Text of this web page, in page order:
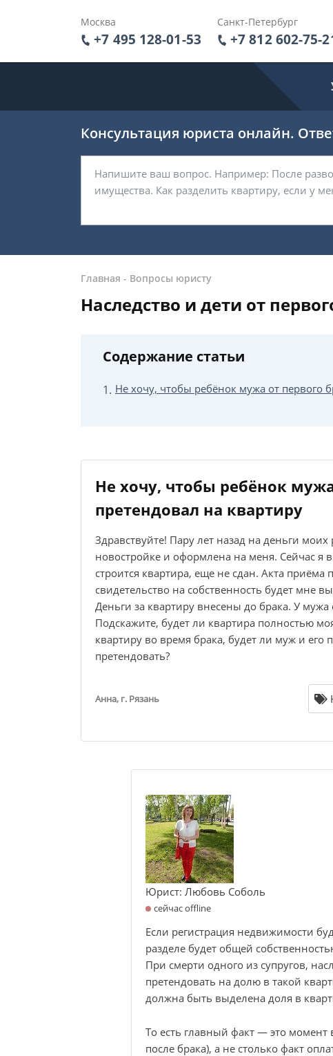
Москва
+7 495 128-01-53
Санкт-Петербург
+7 812 602-75-
Консультация юриста онлайн.
Главная - Вопросы юристу
Наследство и дети от
Содержание статьи
Не хочу, чтобы ребёнок мужа от первого
Не хочу, чтобы ребёнок
претендовал на квартиру
Здравствуйте! Пару лет назад на деньги
новостройке и оформлена на меня. Сейчас я
строится квартира, еще не сдан. Акта приёма
свидетельство на собственность будет мне
Деньги за квартиру внесены до брака. У мужа
Подскажите, будет ли квартира полностью
квартиру во время брака, будет ли муж и его
претендовать?
Анна, г. Рязань
Юрист: Любовь Соболь
сейчас offline
Если регистрация недвижимости
разделе будет общей
При смерти одного из супругов,
претендовать на долю в такой
должна быть выделена доля в
То есть главный факт — это момент
после брака), а не столько факт